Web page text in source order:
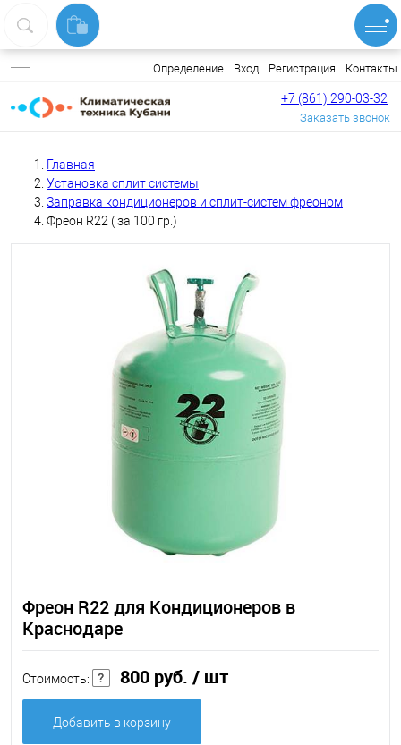
Определение Вход Регистрация Контакты
+7 (861) 290-03-32
Заказать звонок
Главная
Установка сплит системы
Заправка кондиционеров и сплит-систем фреоном
Фреон R22 ( за 100 гр.)
Фреон R22 для Кондиционеров в
Краснодаре
Стоимость: 800 руб. / шт
Добавить в корзину